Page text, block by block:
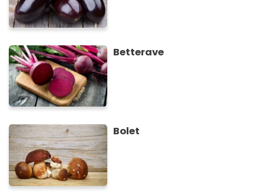
Betterave
Bolet